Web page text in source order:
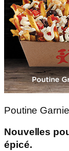
Poutine
Nouvelles
épicé.